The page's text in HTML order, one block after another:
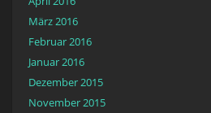
März 2016
Februar 2016
Januar 2016
Dezember 2015
November 2015